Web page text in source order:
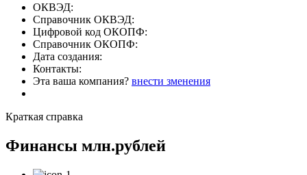
ОКВЭД:
Справочник ОКВЭД:
Цифровой код ОКОПФ:
Справочник ОКОПФ:
Дата создания:
Контакты:
Эта ваша компания? внести зменения
Краткая справка
Финансы млн.рублей